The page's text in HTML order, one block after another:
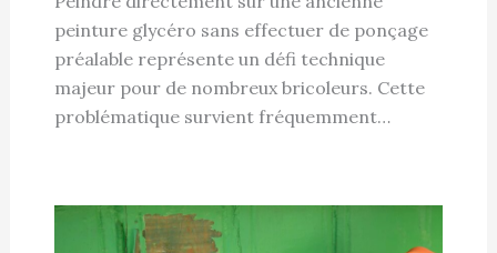
peinture glycéro sans effectuer de ponçage
préalable représente un défi technique
majeur pour de nombreux bricoleurs. Cette
problématique survient fréquemment…